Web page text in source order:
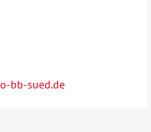
bb-sued.de